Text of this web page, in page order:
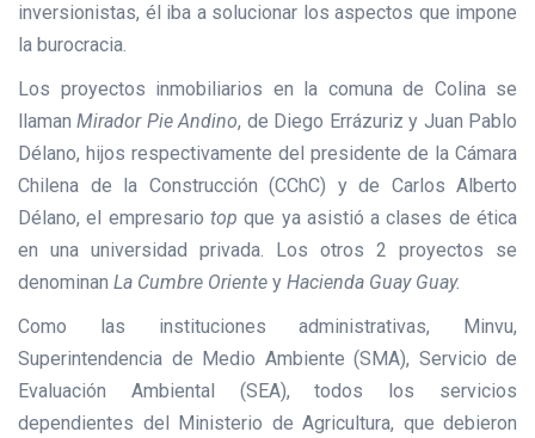
inversionistas, él iba a solucionar los aspectos que impone
la burocracia.
Los proyectos inmobiliarios en la comuna de Colina se
llamanMirador Pie Andino, de Diego Errázuriz y Juan Pablo
Délano, hijos respectivamente del presidente de la Cámara
Chilena de la Construcción (CChC) y de Carlos Alberto
Délano, el empresario top que ya asistió a clases de ética
en una universidad privada. Los otros 2 proyectos se
denominan La Cumbre Oriente y Hacienda Guay Guay.
Como las instituciones administrativas, Minvu,
Superintendencia de Medio Ambiente (SMA), Servicio de
Evaluación Ambiental (SEA), todos los servicios
dependientes del Ministerio de Agricultura, que debieron